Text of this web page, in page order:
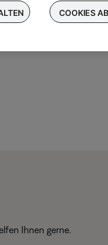
für die neuesten
Ihnen gerne.
COOKIES